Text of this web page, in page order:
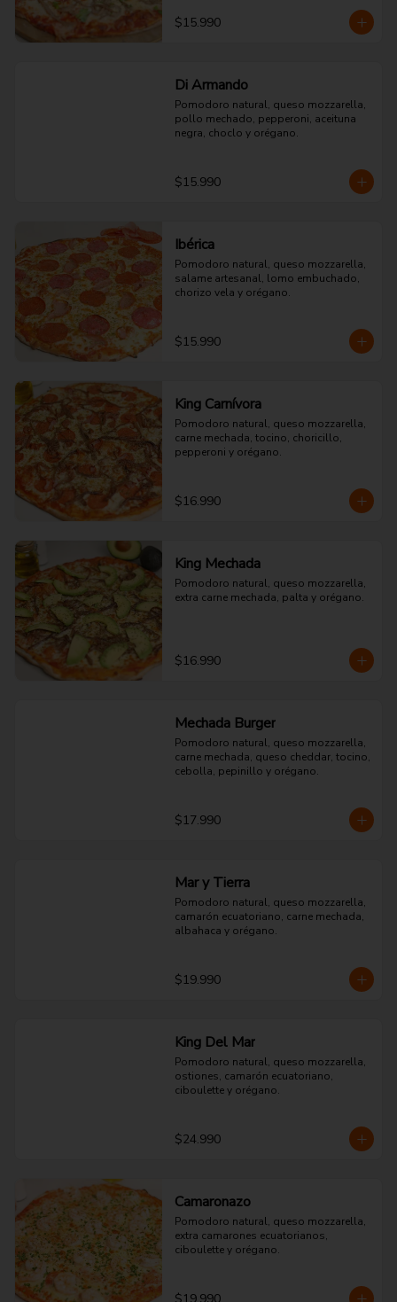
$15.990
Di Armando
Pomodoro natural, queso mozzarella,
pollo mechado, pepperoni, aceituna
negra, choclo y orégano.
$15.990
Ibérica
Pomodoro natural, queso mozzarella,
salame artesanal, lomo embuchado,
chorizo vela y orégano.
$15.990
King Carnívora
Pomodoro natural, queso mozzarella,
carne mechada, tocino, choricillo,
pepperoni y orégano.
$16.990
King Mechada
Pomodoro natural, queso mozzarella,
extra carne mechada, palta y orégano.
$16.990
Mechada Burger
Pomodoro natural, queso mozzarella,
carne mechada, queso cheddar, tocino,
cebolla, pepinillo y orégano.
$17.990
Mar y Tierra
Pomodoro natural, queso mozzarella,
camarón ecuatoriano, carne mechada,
albahaca y orégano.
$19.990
King Del Mar
Pomodoro natural, queso mozzarella,
ostiones, camarón ecuatoriano,
ciboulette y orégano.
$24.990
Camaronazo
Pomodoro natural, queso mozzarella,
extra camarones ecuatorianos,
ciboulette y orégano.